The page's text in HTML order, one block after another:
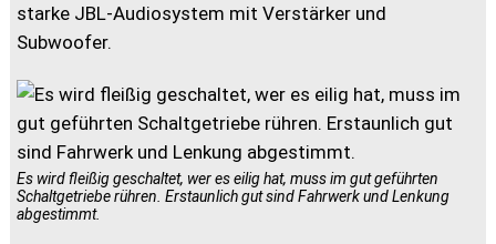
starke JBL-Audiosystem mit Verstärker und
Subwoofer.
Es wird fleißig geschaltet, wer es eilig hat, muss im gut geführten
Schaltgetriebe rühren. Erstaunlich gut sind Fahrwerk und Lenkung
abgestimmt.